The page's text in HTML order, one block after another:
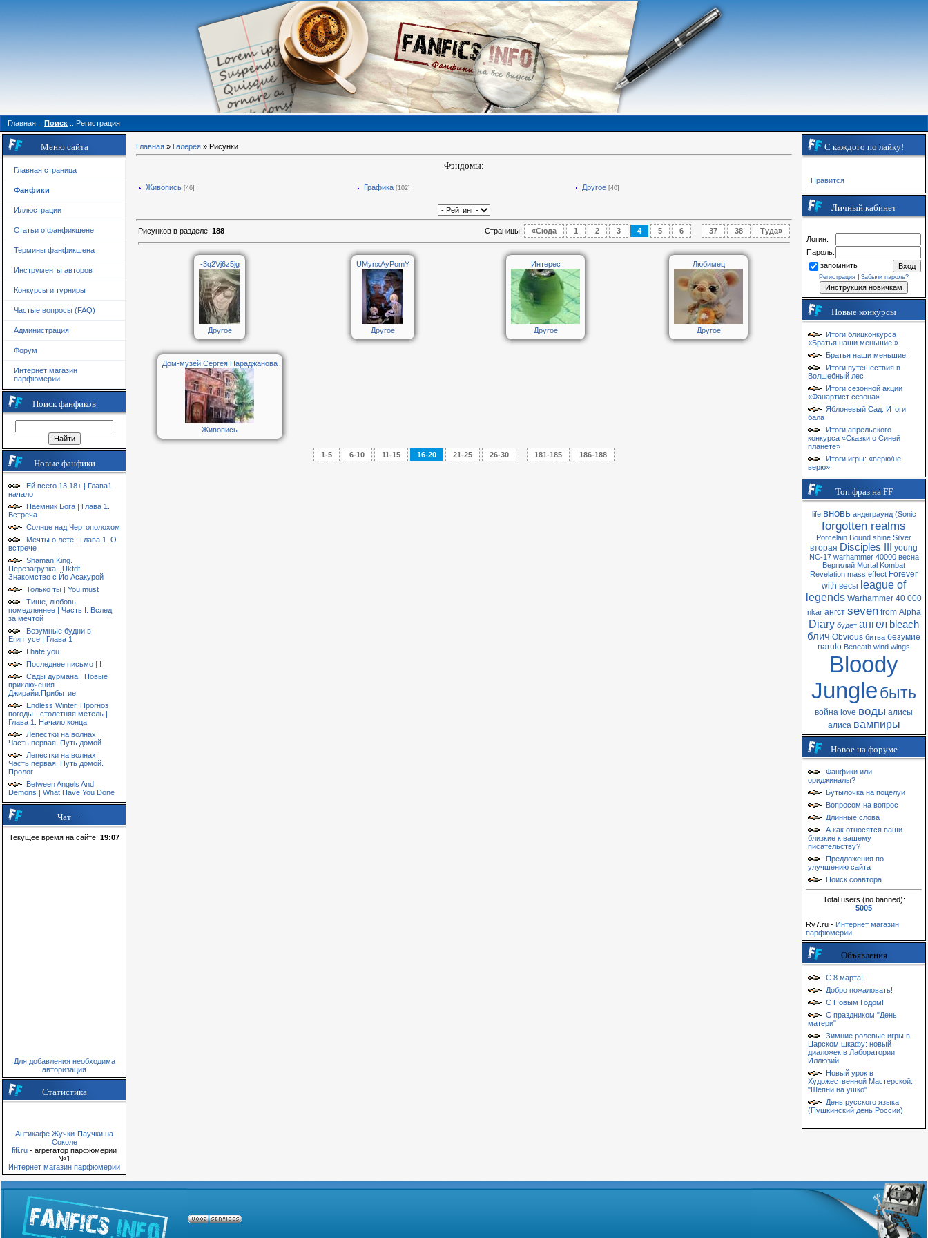
Главная :: Поиск :: Регистрация
Меню сайта
Главная страница
Фанфики
Иллюстрации
Статьи о фанфикшене
Термины фанфикшена
Инструменты авторов
Конкурсы и турниры
Частые вопросы (FAQ)
Администрация
Форум
Интернет магазин
парфюмерии
Поиск фанфиков
Новые фанфики
Ей всего 13 18+ | Глава1
начало
Наёмник Бога | Глава 1.
Встреча
Солнце над Чертополохом
Мечты о лете | Глава 1. О
встрече
Shaman King.
Перезагрузка | Ukfdf
Знакомство с Йо Асакурой
Только ты | You must
Тише, любовь,
помедленнее | Часть I. Вслед
за мечтой
Безумные будни в
Египтусе | Глава 1
I hate you
Последнее письмо | I
Сады дурмана | Новые
приключения
Джирайи:Прибытие
Endless Winter. Прогноз
погоды - столетняя метель |
Глава 1. Начало конца
Лепестки на волнах |
Часть первая. Путь домой
Лепестки на волнах |
Часть первая. Путь домой.
Пролог
Between Angels And
Demons | What Have You Done
Чат
Текущее время на сайте: 19:07
Для добавления необходима
авторизация
Статистика
Антикафе Жучки-Паучки на
Соколе
fifi.ru - агрегатор парфюмерии
№1
Интернет магазин парфюмерии
Главная » Галерея » Рисунки
Фэндомы:
Живопись [46] Графика [102] Другое [40]
Рисунков в разделе: 188 Страницы: «Сюда 1 2 3 4 5 6 37 38 Туда»
-3q2Vj6z5jg
Другое
UMynxAyPomY
Другое
Интерес
Другое
Любимец
Другое
Дом-музей Сергея Параджанова
Живопись
1-5 6-10 11-15 16-20 21-25 26-30 181-185 186-188
С каждого по лайку!
Нравится
Личный кабинет
Логин:
Пароль:
запомнить
Регистрация Забыли пароль?
Новые конкурсы
Итоги блицконкурса
«Братья наши меньшие!»
Братья наши меньшие!
Итоги путешествия в
Волшебный лес
Итоги сезонной акции
«Фанартист сезона»
Яблоневый Сад. Итоги
бала
Итоги апрельского
конкурса «Сказки о Синей
планете»
Итоги игры: «верю/не
верю»
Топ фраз на FF
life вновь андеграунд (Sonic
forgotten realms
Porcelain Bound shine Silver
вторая Disciples III young
NC-17 warhammer 40000 весна
Вергилий Mortal Kombat
Revelation mass effect Forever
with весы league of
legends Warhammer 40 000
nkar ангст seven from Alpha
Diary будет ангел bleach
блич Obvious битва безумие
naruto Beneath wind wings
Bloody
Jungleбыть
война love воды алисы
алиса вампиры
Новое на форуме
Фанфики или
ориджиналы?
Бутылочка на поцелуи
Вопросом на вопрос
Длинные слова
А как относятся ваши
близкие к вашему
писательству?
Предложения по
улучшению сайта
Поиск соавтора
Total users (no banned):
5005
Ry7.ru - Интернет магазин
парфюмерии
Объявления
С 8 марта!
Добро пожаловать!
С Новым Годом!
С праздником "День
матери"
Зимние ролевые игры в
Царском шкафу: новый
диаложек в Лаборатории
Иллюзий
Новый урок в
Художественной Мастерской:
"Шепни на ушко"
День русского языка
(Пушкинский день России)